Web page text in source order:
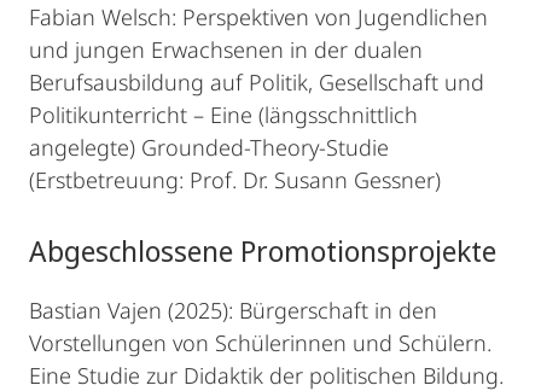
Fabian Welsch: Perspektiven von Jugendlichen
und jungen Erwachsenen in der dualen
Berufsausbildung auf Politik, Gesellschaft und
Politikunterricht – Eine (längsschnittlich
angelegte) Grounded-Theory-Studie
(Erstbetreuung: Prof. Dr. Susann Gessner)
Abgeschlossene Promotionsprojekte
Bastian Vajen (2025): Bürgerschaft in den
Vorstellungen von Schülerinnen und Schülern.
Eine Studie zur Didaktik der politischen Bildung.